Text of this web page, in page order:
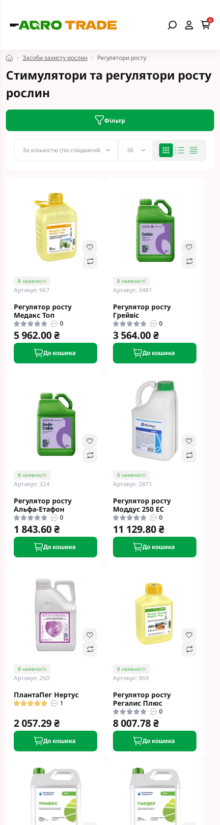
0
Засоби захисту рослин Регулятори росту
Стимулятори та регулятори росту
рослин
Фільтр
В наявності
Артикул: 967
Регулятор росту
Медакс Топ
0
5 962.00 ₴
До кошика
В наявності
Артикул: 3481
Регулятор росту
Грейвіс
0
3 564.00 ₴
До кошика
В наявності
Артикул: 324
Регулятор росту
Альфа-Етафон
0
1 843.60 ₴
До кошика
В наявності
Артикул: 2871
Регулятор росту
Моддус 250 EC
0
11 129.80 ₴
До кошика
В наявності
Артикул: 260
ПлантаПег Нертус
1
2 057.29 ₴
До кошика
В наявності
Артикул: 969
Регулятор росту
Регалис Плюс
0
8 007.78 ₴
До кошика